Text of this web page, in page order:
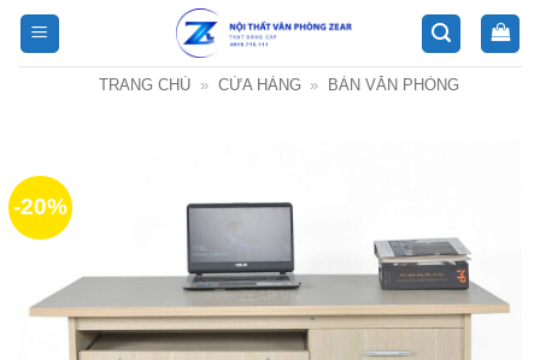
Bỏ
qua
nội
TRANG CHỦ » CỬA HÀNG » BÀN VĂN PHÒNG
-20%